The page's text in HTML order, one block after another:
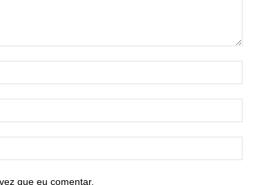
que eu comentar.